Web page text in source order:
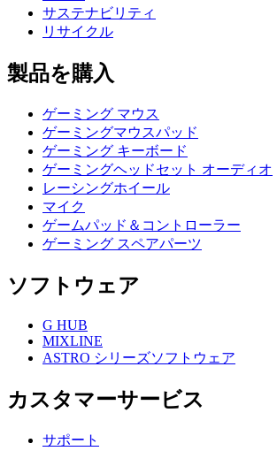
サステナビリティ
リサイクル
製品を購入
ゲーミング マウス
ゲーミングマウスパッド
ゲーミング キーボード
ゲーミングヘッドセット オーディオ
レーシングホイール
マイク
ゲームパッド＆コントローラー
ゲーミング スペアパーツ
ソフトウェア
G HUB
MIXLINE
ASTRO シリーズソフトウェア
カスタマーサービス
サポート